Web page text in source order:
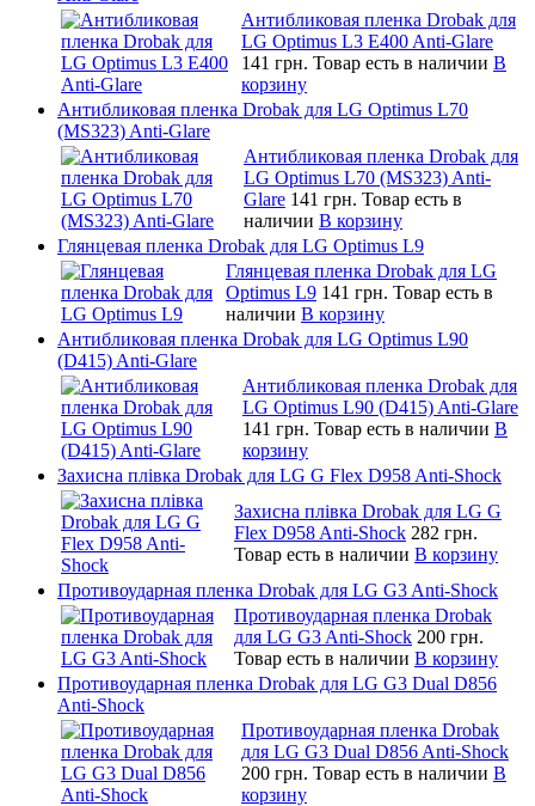
Антибликовая пленка Drobak для
LG Optimus L3 E400 Anti-Glare
141 грн. Товар есть в наличии В
корзину
Антибликовая пленка Drobak для LG Optimus L70
(MS323) Anti-Glare
Антибликовая пленка Drobak для
LG Optimus L70 (MS323) Anti-
Glare 141 грн. Товар есть в
наличии В корзину
Глянцевая пленка Drobak для LG Optimus L9
Глянцевая пленка Drobak для LG
Optimus L9 141 грн. Товар есть в
наличии В корзину
Антибликовая пленка Drobak для LG Optimus L90
(D415) Anti-Glare
Антибликовая пленка Drobak для
LG Optimus L90 (D415) Anti-Glare
141 грн. Товар есть в наличии В
корзину
Захисна плівка Drobak для LG G Flex D958 Anti-Shock
Захисна плівка Drobak для LG G
Flex D958 Anti-Shock 282 грн.
Товар есть в наличии В корзину
Противоударная пленка Drobak для LG G3 Anti-Shock
Противоударная пленка Drobak
для LG G3 Anti-Shock 200 грн.
Товар есть в наличии В корзину
Противоударная пленка Drobak для LG G3 Dual D856
Anti-Shock
Противоударная пленка Drobak
для LG G3 Dual D856 Anti-Shock
200 грн. Товар есть в наличии В
корзину